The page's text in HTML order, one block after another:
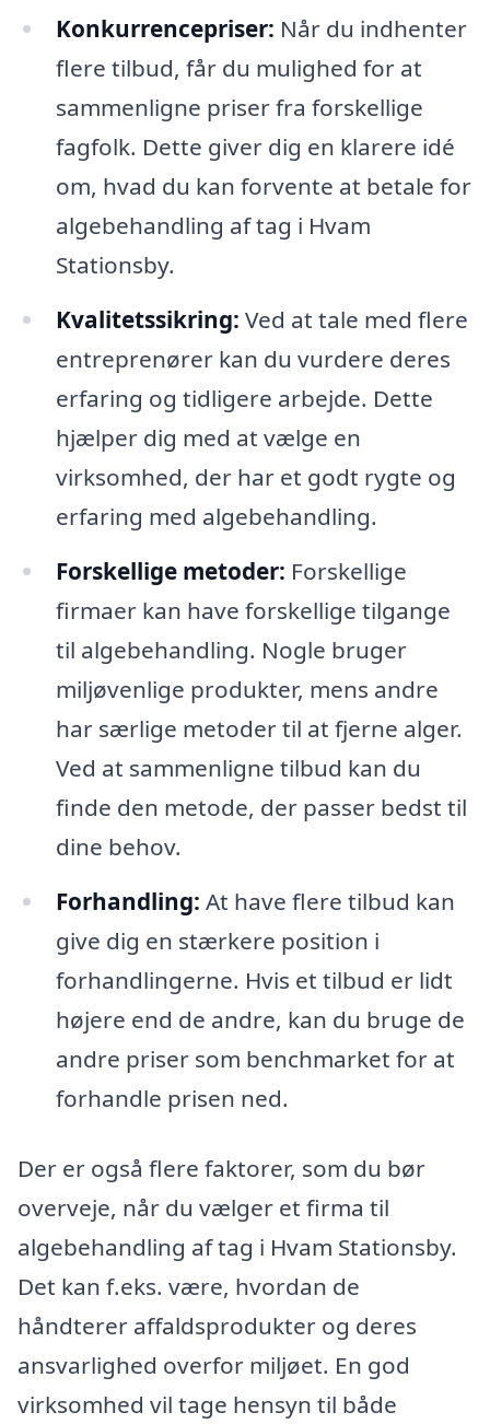
Konkurrencepriser: Når du indhenter
flere tilbud, får du mulighed for at
sammenligne priser fra forskellige
fagfolk. Dette giver dig en klarere idé
om, hvad du kan forvente at betale for
algebehandling af tag i Hvam
Stationsby.
Kvalitetssikring: Ved at tale med flere
entreprenører kan du vurdere deres
erfaring og tidligere arbejde. Dette
hjælper dig med at vælge en
virksomhed, der har et godt rygte og
erfaring med algebehandling.
Forskellige metoder: Forskellige
firmaer kan have forskellige tilgange
til algebehandling. Nogle bruger
miljøvenlige produkter, mens andre
har særlige metoder til at fjerne alger.
Ved at sammenligne tilbud kan du
finde den metode, der passer bedst til
dine behov.
Forhandling: At have flere tilbud kan
give dig en stærkere position i
forhandlingerne. Hvis et tilbud er lidt
højere end de andre, kan du bruge de
andre priser som benchmarket for at
forhandle prisen ned.
Der er også flere faktorer, som du bør
overveje, når du vælger et firma til
algebehandling af tag i Hvam Stationsby.
Det kan f.eks. være, hvordan de
håndterer affaldsprodukter og deres
ansvarlighed overfor miljøet. En god
virksomhed vil tage hensyn til både